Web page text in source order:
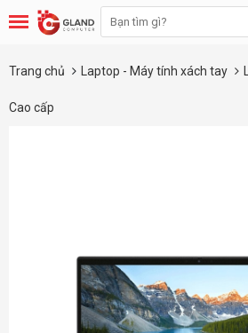
Trang chủ Laptop - Máy tính xách tay
Cao cấp